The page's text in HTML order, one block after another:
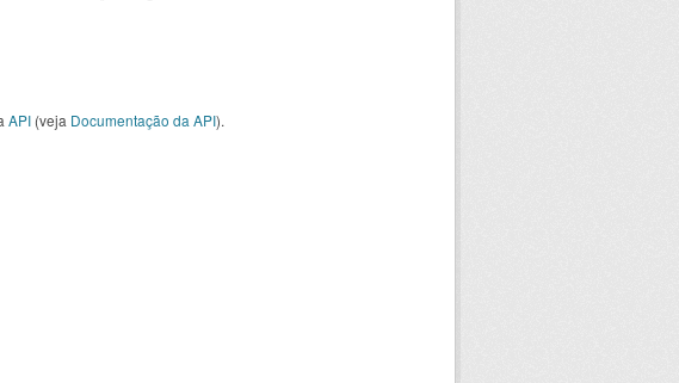
API (veja Documentação da API).